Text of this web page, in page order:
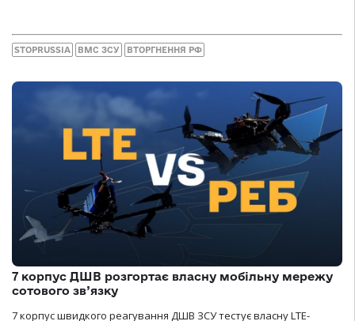
STOPRUSSIA ВМС ЗСУ ВТОРГНЕННЯ РФ
7 корпус ДШВ розгортає власну мобільну мережу
сотового зв’язку
7 корпус швидкого реагування ДШВ ЗСУ тестує власну LTE-